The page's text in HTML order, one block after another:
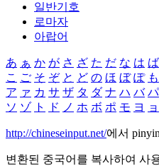
일반기호
로마자
아랍어
あ ぁ か が さ ざ た だ な は ば
こ ご そ ぞ と ど の ほ ぼ ぽ も
ア ァ カ サ ザ タ ダ ナ ハ バ パ
ソ ゾ ト ド ノ ホ ボ ポ モ ヨ ョ
http://chineseinput.net/에서
변환된 중국어를 복사하여 사